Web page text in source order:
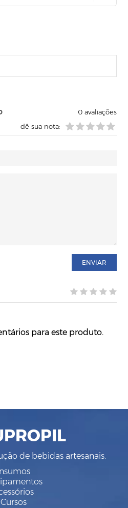
0avaliações
dê sua nota:
ENVIAR
para este produto.
de bebidas artesanais.
Insumos
Cursos